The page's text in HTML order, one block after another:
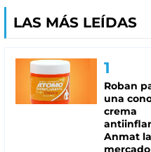
LAS MÁS LEÍDAS
Roban
una
crema
Anmat
mercado